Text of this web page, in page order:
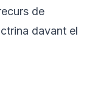
de
davant el